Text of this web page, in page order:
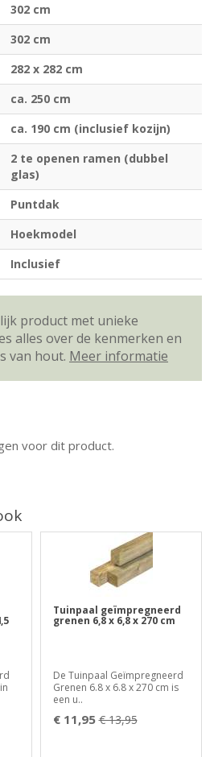
302 cm
302 cm
282 x 282 cm
ca. 250 cm
ca. 190 cm (inclusief kozijn)
2 te openen ramen (dubbel
glas)
Puntdak
Hoekmodel
Inclusief
product met unieke
alles over de kenmerken en
van hout. Meer informatie
voor dit product.
Tuinpaal geïmpregneerd
grenen 6,8 x 6,8 x 270 cm
De Tuinpaal Geïmpregneerd
Grenen 6.8 x 6.8 x 270 cm is
een u..
€ 11,95 € 13,95